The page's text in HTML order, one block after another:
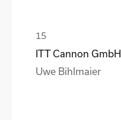
ITT Cannon GmbH
Uwe Bihlmaier